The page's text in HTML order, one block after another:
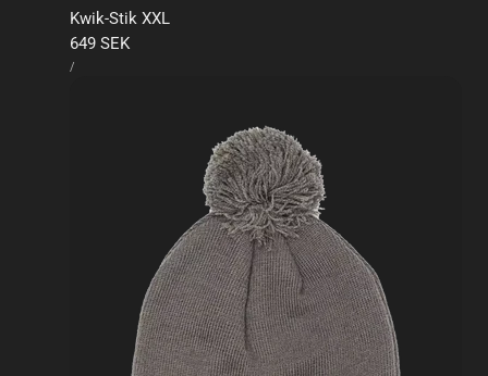
Kwik-Stik XXL
Ordinarie
pris
649 SEK
ENHETSPRIS
/